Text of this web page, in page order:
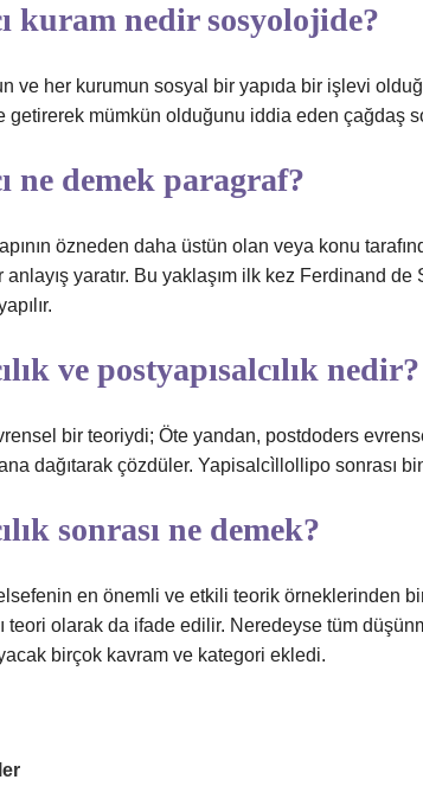
kuram nedir sosyolojide?
ve her kurumun sosyal bir yapıda bir işlevi
getirerek mümkün olduğunu iddia eden çağdaş
ne demek paragraf?
özneden daha üstün olan veya konu
yaratır. Bu yaklaşım ilk kez Ferdinand
ve postyapısalcılık nedir?
bir teoriydi; Öte yandan, postdoders
dağıtarak çözdüler. Yapisalcìllollipo sonrası
sonrası ne demek?
en önemli ve etkili teorik örneklerinden
teori olarak da ifade edilir. Neredeyse tüm
birçok kavram ve kategori ekledi.